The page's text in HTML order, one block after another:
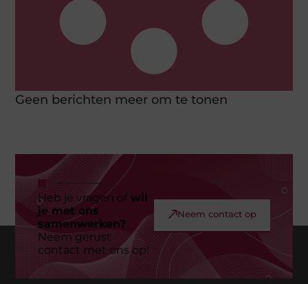
Geen berichten meer om te tonen
Heb je vragen ofwil
je met ons
samenwerken?
Neem gerust
contact met ons op!
Neem contact op